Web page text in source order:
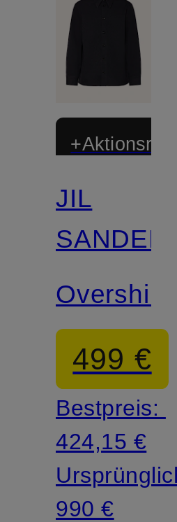
JIL
SANDER
Overshirt
499 €
Bestpreis:
424,15 €
990 €